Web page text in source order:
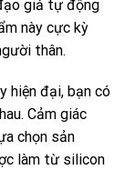
giả tự động
này cực kỳ
thân.
hiện đại, bạn có
Cảm giác
chọn sản
làm từ silicon